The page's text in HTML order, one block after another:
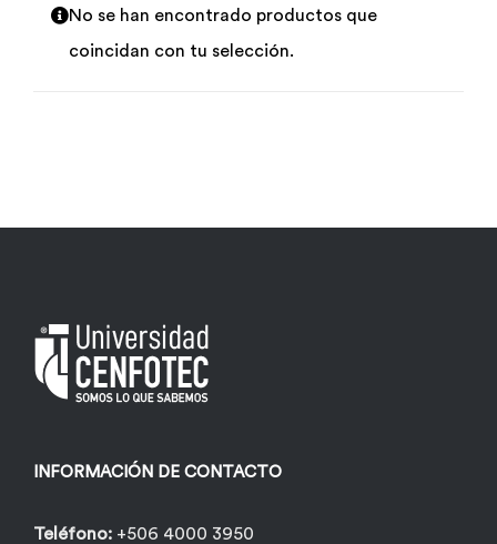
No se han encontrado productos que
coincidan con tu selección.
INFORMACIÓN DE CONTACTO
Teléfono: +506 4000 3950